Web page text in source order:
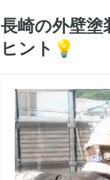
長崎の外壁
ヒント💡